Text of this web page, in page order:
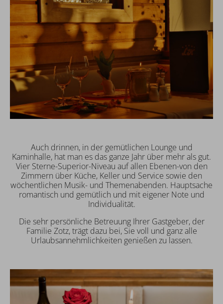
Auch drinnen, in der gemütlichen Lounge und
Kaminhalle, hat man es das ganze Jahr über mehr als gut.
Vier Sterne-Superior-Niveau auf allen Ebenen-von den
Zimmern über Küche, Keller und Service sowie den
wöchentlichen Musik- und Themenabenden. Hauptsache
romantisch und gemütlich und mit eigener Note und
Individualität.
Die sehr persönliche Betreuung Ihrer Gastgeber, der
Familie Zotz, trägt dazu bei, Sie voll und ganz alle
Urlaubsannehmlichkeiten genießen zu lassen.